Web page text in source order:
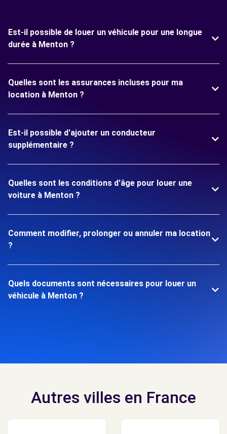
Est-il possible de louer un véhicule pour une longue
durée à Menton ?
Quelles sont les assurances incluses pour ma
location à Menton ?
Est-il possible d'ajouter un conducteur
supplémentaire ?
Quelles sont les conditions d'âge pour louer une
voiture à Menton ?
Comment modifier, prolonger ou annuler ma location
?
Quels documents sont nécessaires pour louer un
véhicule à Menton ?
Autres villes en France